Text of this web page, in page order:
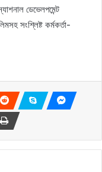
ডেভেলপমেন্ট
সংশ্লিষ্ট কর্মকর্তা-